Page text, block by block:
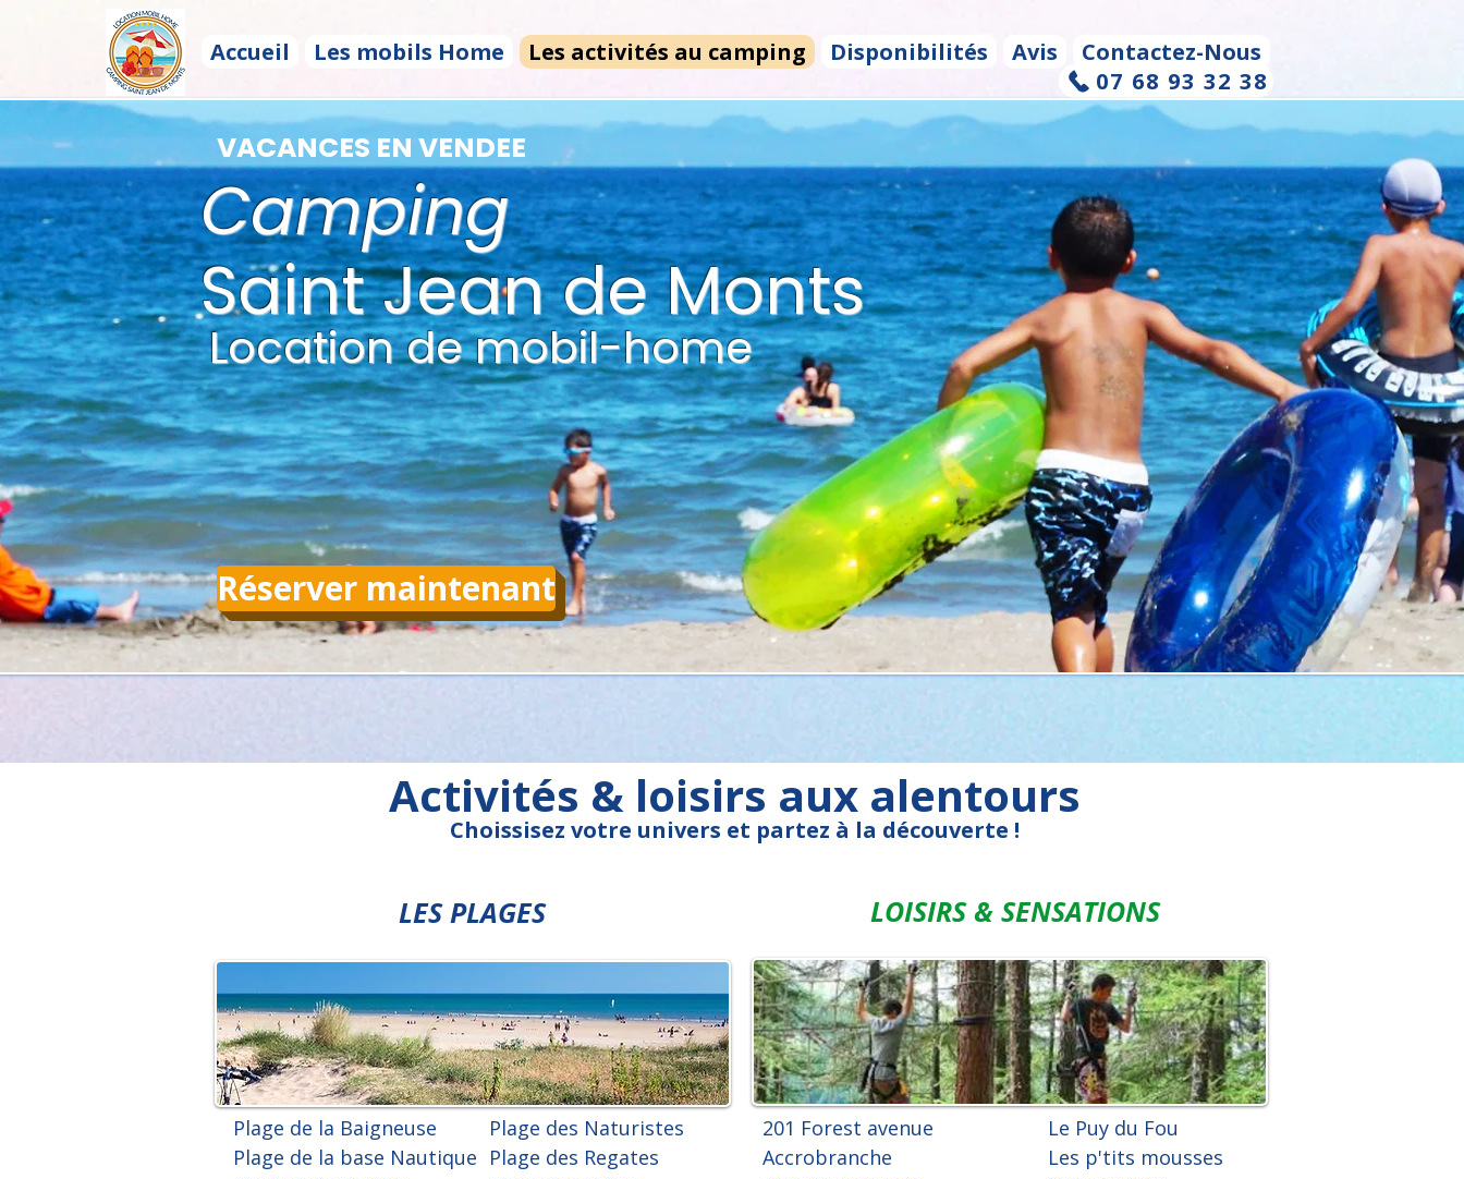
Accueil Les mobils Home Les activités au camping Disponibilités Avis
Contactez-Nous
07 68 93 32 38
Camping
Location de mobil-home
Saint Jean de Monts
VACANCES EN VENDEE
Réserver maintenant
Activités & loisirs aux alentours
LES PLAGES
Plage de la Baigneuse
Plage de la base Nautique
Plage des Naturistes
Plage des Regates
LOISIRS & SENSATIONS
201 Forest avenue
Accrobranche
Le Puy du Fou
Les p'tits mousses
Choissisez votre univers et partez à la découverte !